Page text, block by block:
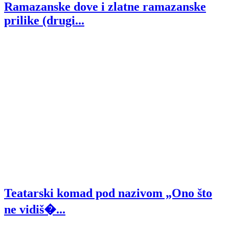
Ramazanske dove i zlatne ramazanske
prilike (drugi...
Teatarski komad pod nazivom „Ono što
ne vidiš�...